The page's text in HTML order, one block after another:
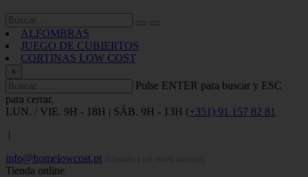
ALFOMBRAS
JUEGO DE CUBIERTOS
CORTINAS LOW COST
×
Pulse ENTER para buscar y ESC
para cerrar.
LUN. / VIE. 9H - 18H | SÁB. 9H - 13H (+351) 91 157 82 81
|
info@homelowcost.pt
Tienda online